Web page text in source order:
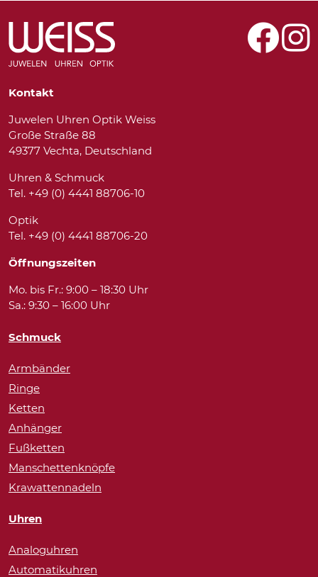
Kontakt
Juwelen Uhren Optik Weiss
Große Straße 88
49377 Vechta, Deutschland
Uhren & Schmuck
Tel. +49 (0) 4441 88706-10
Optik
Tel. +49 (0) 4441 88706-20
Öffnungszeiten
Mo. bis Fr.: 9:00 – 18:30 Uhr
Sa.: 9:30 – 16:00 Uhr
Schmuck
Armbänder
Ringe
Ketten
Anhänger
Fußketten
Manschettenknöpfe
Krawattennadeln
Uhren
Analoguhren
Automatikuhren